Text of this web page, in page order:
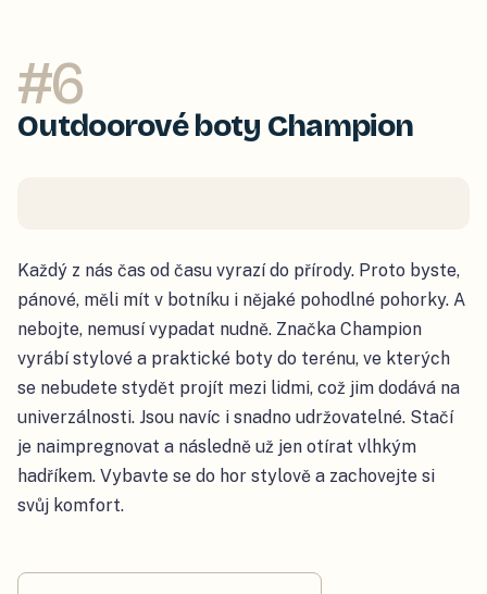
#6
Outdoorové boty Champion
Každý z nás čas od času vyrazí do přírody. Proto byste,
pánové, měli mít v botníku i nějaké pohodlné pohorky. A
nebojte, nemusí vypadat nudně. Značka Champion
vyrábí stylové a praktické boty do terénu, ve kterých
se nebudete stydět projít mezi lidmi, což jim dodává na
univerzálnosti. Jsou navíc i snadno udržovatelné. Stačí
je naimpregnovat a následně už jen otírat vlhkým
hadříkem. Vybavte se do hor stylově a zachovejte si
svůj komfort.